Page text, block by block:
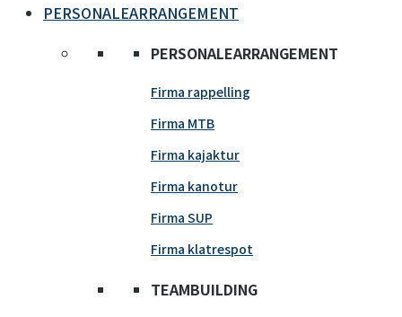
PERSONALEARRANGEMENT
PERSONALEARRANGEMENT
Firma rappelling
Firma MTB
Firma kajaktur
Firma kanotur
Firma SUP
Firma klatrespot
TEAMBUILDING